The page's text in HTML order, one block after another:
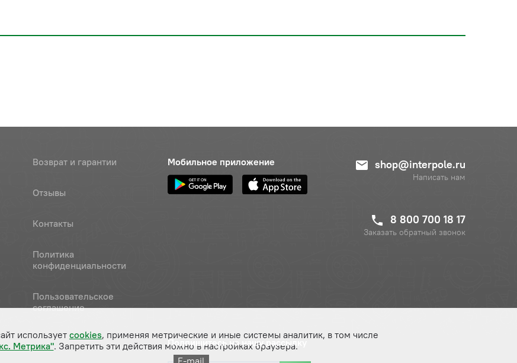
Возврат и гарантии
Отзывы
Контакты
Политика
конфиденциальности
Пользовательское
соглашение
Мобильное приложение shop@interpole.ru
Написать нам
8 800 700 18 17
Заказать обратный звонок
Подпишитесь на нашу рассылку
E-mail
использует cookies, применяя метрические и иные системы аналитик, в том числе
Метрика". Запретить эти действия можно в настройках браузера.